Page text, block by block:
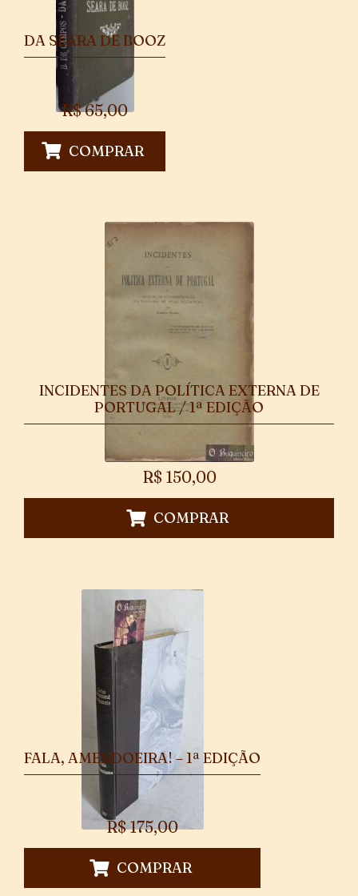
DA SEARA DE BOOZ
R$65,00
COMPRAR
INCIDENTES DA POLÍTICA EXTERNA DE
PORTUGAL / 1ª EDIÇÃO
R$ 150,00
COMPRAR
FALA, AMENDOEIRA! – 1ª EDIÇÃO
R$175,00
COMPRAR